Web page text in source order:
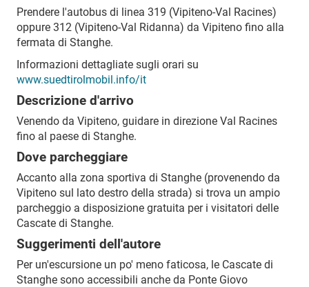
Prendere l'autobus di linea 319 (Vipiteno-Val Racines)
oppure 312 (Vipiteno-Val Ridanna) da Vipiteno fino alla
fermata di Stanghe.
Informazioni dettagliate sugli orari su
www.suedtirolmobil.info/it
Descrizione d'arrivo
Venendo da Vipiteno, guidare in direzione Val Racines
fino al paese di Stanghe.
Dove parcheggiare
Accanto alla zona sportiva di Stanghe (provenendo da
Vipiteno sul lato destro della strada) si trova un ampio
parcheggio a disposizione gratuita per i visitatori delle
Cascate di Stanghe.
Suggerimenti dell'autore
Per un'escursione un po' meno faticosa, le Cascate di
Stanghe sono accessibili anche da Ponte Giovo